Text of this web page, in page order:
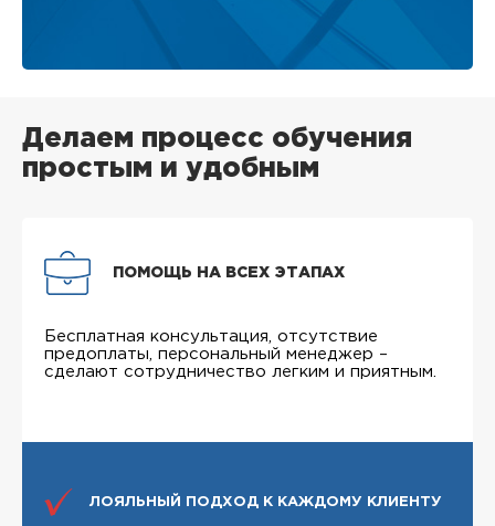
Делаем процесс обучения
простым и удобным
ПОМОЩЬ НА ВСЕХ ЭТАПАХ
Бесплатная консультация, отсутствие
предоплаты, персональный менеджер –
сделают сотрудничество легким и приятным.
ЛОЯЛЬНЫЙ ПОДХОД К КАЖДОМУ КЛИЕНТУ